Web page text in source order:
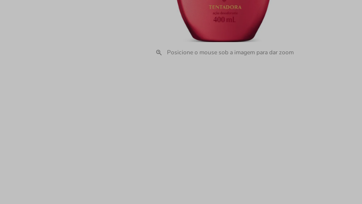
Posicione o mouse sob a imagem para dar zoom